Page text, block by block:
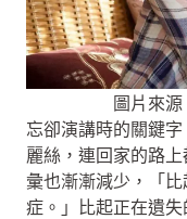
圖片來
忘卻演講時的關鍵
麗絲，連回家的路
彙也漸漸減少，「
症。」比起正在遺